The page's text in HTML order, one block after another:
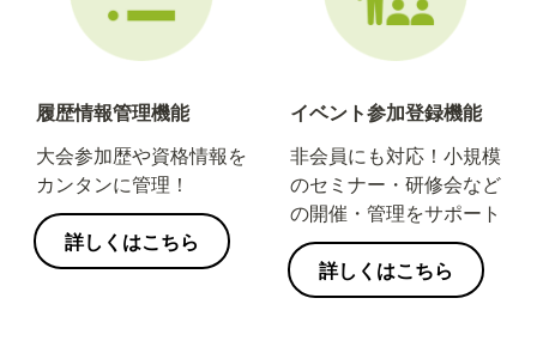
履歴情報管理機能
大会参加歴や資格情報を
カンタンに管理！
詳しくはこちら
イベント参加登録機能
非会員にも対応！小規模
のセミナー・研修会など
の開催・管理をサポート
詳しくはこちら